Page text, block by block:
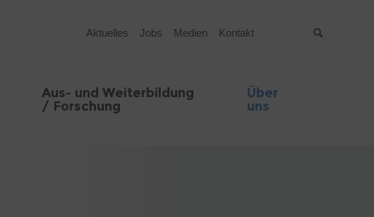
Aktuelles Jobs Medien Kontakt
Aus- und Weiterbildung
/ Forschung
Über
uns